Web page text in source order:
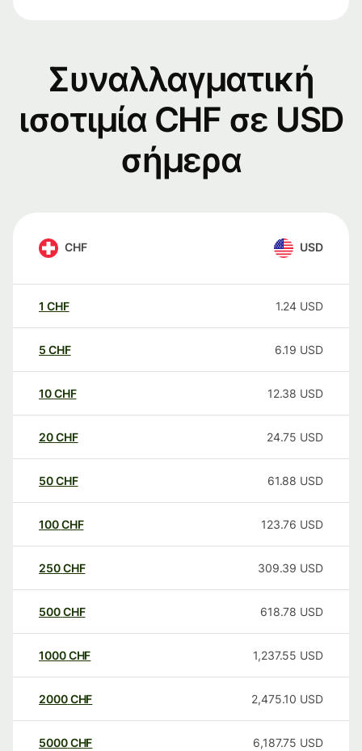
Συναλλαγματική
ισοτιμία CHF σε USD
σήμερα
CHF USD
1 CHF 1.24 USD
5 CHF 6.19 USD
10CHF 12.38 USD
20CHF 24.75 USD
50CHF 61.88 USD
100CHF 123.76 USD
250CHF 309.39 USD
500CHF 618.78 USD
1000CHF 1,237.55 USD
2000CHF 2,475.10 USD
5000CHF 6,187.75 USD